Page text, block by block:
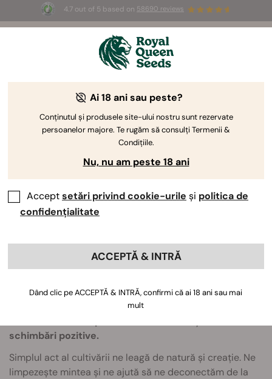
4.7 out of 5 based on 58690 reviews
3 semințe White Widow AutoGRATUITE pentru
Despre Royal Queen Seeds
Viziunea și misiunea noastră
Canabisul este o plantă măreață. Stigmatizată de mulți
schimbări pozitive.
Simplul act al cultivării ne leagă de natură și creație. Ne
limpezește mintea și ne ajută să ne deconectăm de la
Ai 18 ani sau peste?
Conținutul și produsele site-ului nostru sunt rezervate
persoanelor majore. Te rugăm să consulți Termenii &
Condițiile.
Nu, nu am peste 18 ani
Acceptsetări privind cookie-urile și politica de
confidențialitate
ACCEPTĂ & INTRĂ
Dând clic pe ACCEPTĂ & INTRĂ, confirmi că ai 18 ani sau mai
mult